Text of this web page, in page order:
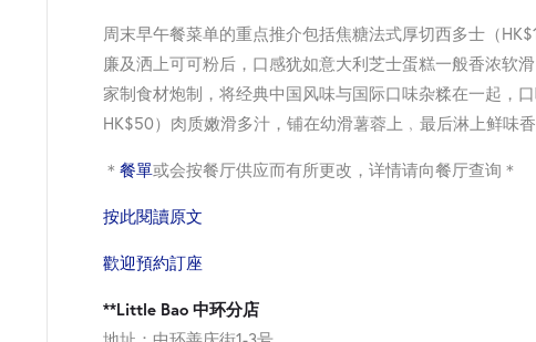
周末早午餐菜单的重点推介包括焦糖法式厚切西多士（
廉及洒上可可粉后，口感犹如意大利芝士蛋糕一般香浓软
家制食材炮制，将经典中国风味与国际口味杂糅在一起，
HK$50）肉质嫩滑多汁，铺在幼滑薯蓉上﹐最后淋上鲜味
＊ 餐單或会按餐厅供应而有所更改，详情请向餐厅查询＊
按此閱讀原文
歡迎預約訂座
**Little Bao 中环分店